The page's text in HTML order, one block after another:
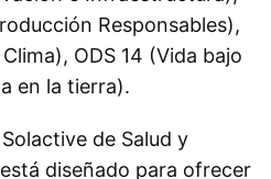
Responsables),
ODS 14 (Vida bajo
en la tierra).
Solactive de Salud y
está diseñado para ofrecer